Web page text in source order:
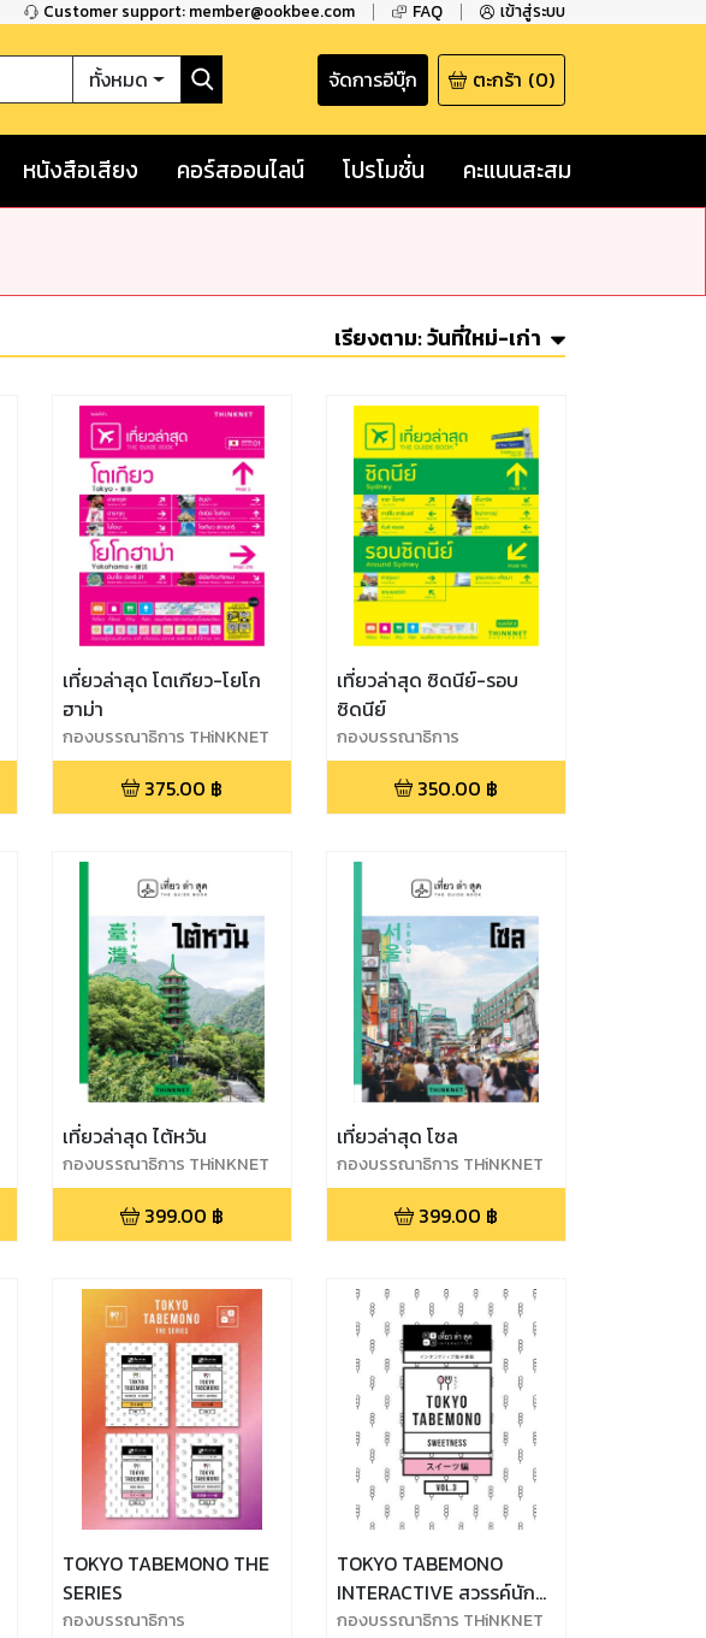
Customer support: member@ookbee.com FAQ เข้าสู่ระบบ
ทั้งหมด จัดการอีบุ๊ก ตะกร้า (0)
หนังสือเสียง คอร์สออนไลน์ โปรโมชั่น คะแนนสะสม
เรียงตาม:วันที่ใหม่-เก่า
เที่ยวล่าสุด โตเกียว-โยโก
ฮาม่า
กองบรรณาธิการ THiNKNET
375.00 ฿
เที่ยวล่าสุด ซิดนีย์-รอบ
ซิดนีย์
กองบรรณาธิการ
350.00 ฿
เที่ยวล่าสุด ไต้หวัน
กองบรรณาธิการ THiNKNET
399.00 ฿
เที่ยวล่าสุด โซล
กองบรรณาธิการ THiNKNET
399.00 ฿
TOKYO TABEMONO THE
SERIES
กองบรรณาธิการ
TOKYO TABEMONO
INTERACTIVE สวรรค์นัก
ชิม Vol.3 ขนมหวานน่าลอง
กองบรรณาธิการ THiNKNET